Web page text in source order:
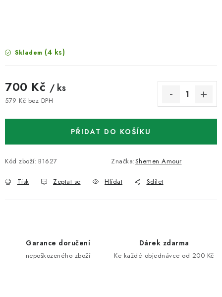
Reklamace a vrácení zboží
Skladem (4 ks)
700 Kč / ks
579 Kč bez DPH
PŘIDAT DO KOŠÍKU
Kód zboží: B1627 Značka:Shemen Amour
Tisk Zeptat se Hlídat Sdílet
Garance doručení
nepoškozeného zboží
Dárek zdarma
Ke každé objednávce od 200 Kč